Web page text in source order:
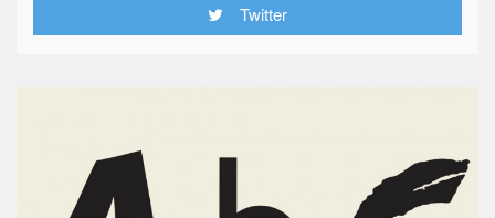
Twitter